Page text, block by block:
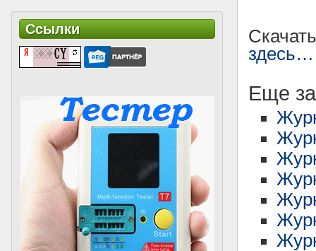
здесь…
Еще
Ссылки